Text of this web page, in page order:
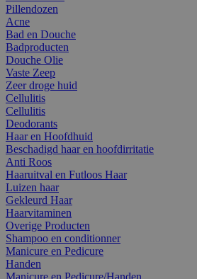
Pillendozen
Acne
Bad en Douche
Badproducten
Douche Olie
Vaste Zeep
Zeer droge huid
Cellulitis
Cellulitis
Deodorants
Haar en Hoofdhuid
Beschadigd haar en hoofdirritatie
Anti Roos
Haaruitval en Futloos Haar
Luizen haar
Gekleurd Haar
Haarvitaminen
Overige Producten
Shampoo en conditionner
Manicure en Pedicure
Handen
Manicure en Pedicure/Handen